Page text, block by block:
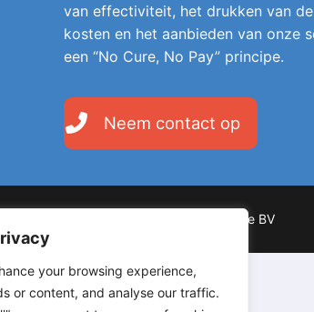
your browsing experience,
or content, and analyse our traffic.
van effectiviteit, het drukken van
kosten en het aanbieden van onze
een “No Cure, No Pay” principe.
Neem contact op
PMS – Powered by Hotels Online BV